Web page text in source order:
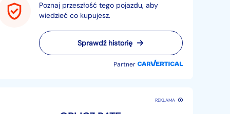
Poznaj przeszłość tego pojazdu, aby
wiedzieć co kupujesz.
Sprawdź historię
Partner
REKLAMA